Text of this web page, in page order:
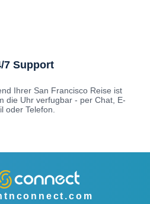
7 Support
Ihrer San Francisco Reise ist
die Uhr verfugbar - per Chat, E-
oder Telefon.